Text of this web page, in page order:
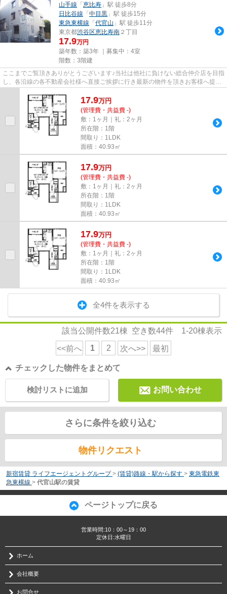
山手線 「 恵比寿 」駅 徒歩8分
日比谷線 「 中目黒 」駅 徒歩15分
東急東横線 「 代官山 」駅 徒歩11分
東京都渋谷区恵比寿南 ２丁目
17.9万円
築年数：築3年 ｜募集中： 4室
階数：3階建
ここまでご覧頂きありがとうございます♪当社は他社に負けない総合仲介店を目指
し、各沿線の各不動産会社様へ直接ご挨拶に行き最新の物件を頂きお客様へ提供
17.9万円
(管理費・共益費 -)
敷：1ヶ月｜礼：2ヶ月
所在階：1階
間取り：1LDK
面積：40.93㎡
17.9万円
(管理費・共益費 -)
敷：1ヶ月｜礼：2ヶ月
所在階：1階
間取り：1LDK
面積：40.93㎡
17.9万円
(管理費・共益費 -)
敷：1ヶ月｜礼：2ヶ月
所在階：1階
間取り：1LDK
面積：40.93㎡
全4件を表示する
該当公開件数21棟 空き数44件 1-20棟表示
<<前へ 1 2 次へ>> 最初
チェックした物件をまとめて
お問い合わせ
検討リストに追加
さらに条件を絞り込む
物件リクエスト
新宿賃貸 ライフエージェントグループ > (賃貸)路線・駅から探す > 東急電鉄東
急東横線 > 代官山駅の賃貸
ページトップに戻る
営業時間:10：00～19：00
定休日:水曜日
ホーム
会社概要
お問合せ